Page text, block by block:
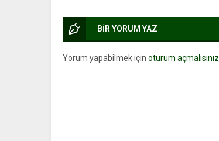
BİR YORUM YAZ
Yorum yapabilmek için oturum açmalısınız